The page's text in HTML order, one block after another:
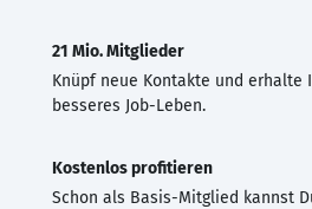
21 Mio. Mitglieder
Knüpf neue Kontakte und erhalte
besseres Job-Leben.
Kostenlos profitieren
Schon als Basis-Mitglied kannst